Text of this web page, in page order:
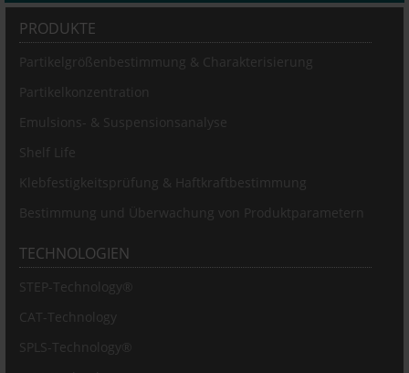
PRODUKTE
Partikelgrößenbestimmung & Charakterisierung
Partikelkonzentration
Emulsions- & Suspensionsanalyse
Shelf Life
Klebfestigkeitsprüfung & Haftkraftbestimmung
Bestimmung und Überwachung von Produktparametern
TECHNOLOGIEN
STEP-Technology®
CAT-Technology
SPLS-Technology®